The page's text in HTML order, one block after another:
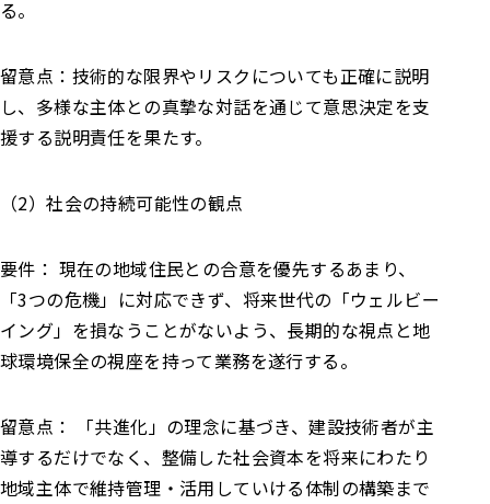
る。
留意点：技術的な限界やリスクについても正確に説明
し、多様な主体との真摯な対話を通じて意思決定を支
援する説明責任を果たす。
（2）社会の持続可能性の観点
要件： 現在の地域住民との合意を優先するあまり、
「3つの危機」に対応できず、将来世代の「ウェルビー
イング」を損なうことがないよう、長期的な視点と地
球環境保全の視座を持って業務を遂行する。
留意点： 「共進化」の理念に基づき、建設技術者が主
導するだけでなく、整備した社会資本を将来にわたり
地域主体で維持管理・活用していける体制の構築まで